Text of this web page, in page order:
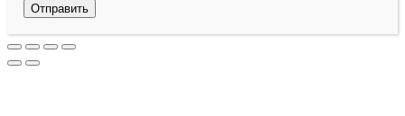
Отправить